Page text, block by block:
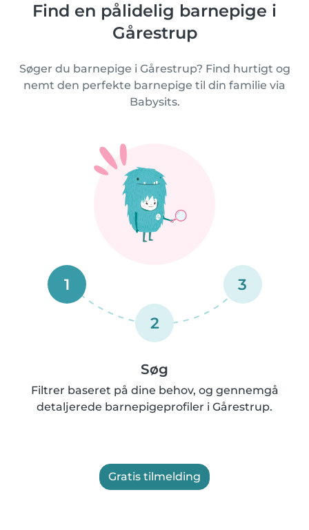
Find en pålidelig barnepige i
Gårestrup
Søger du barnepige i Gårestrup? Find hurtigt og
nemt den perfekte barnepige til din familie via
Babysits.
1
2
3
Søg
Filtrer baseret på dine behov, og gennemgå
detaljerede barnepigeprofiler i Gårestrup.
Gratis tilmelding